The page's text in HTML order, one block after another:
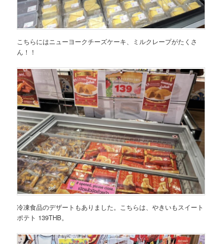
こちらにはニューヨークチーズケーキ、ミルクレープがたくさ
ん！！
冷凍食品のデザートもありました。こちらは、やきいもスイート
ポテト 139THB。